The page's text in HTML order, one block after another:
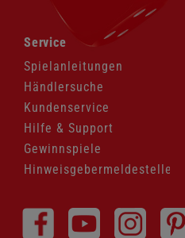
Navigation
überspringen
Service
Spielanleitungen
Händlersuche
Kundenservice
Hilfe & Support
Gewinnspiele
Hinweisgebermeldestelle
überspringen